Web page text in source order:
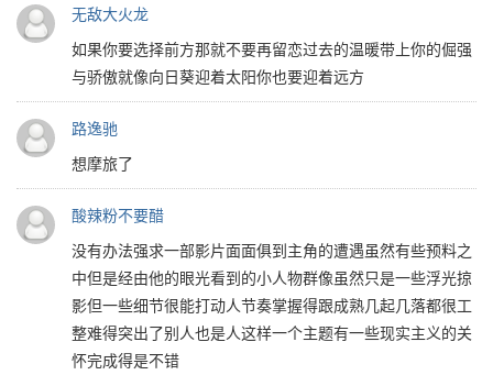
无敌大火龙
如果你要选择前方那就不要再留恋过去的温暖带上你的倔强
与骄傲就像向日葵迎着太阳你也要迎着远方
路逸驰
想摩旅了
酸辣粉不要醋
没有办法强求一部影片面面俱到主角的遭遇虽然有些预料之
中但是经由他的眼光看到的小人物群像虽然只是一些浮光掠
影但一些细节很能打动人节奏掌握得跟成熟几起几落都很工
整难得突出了别人也是人这样一个主题有一些现实主义的关
怀完成得是不错